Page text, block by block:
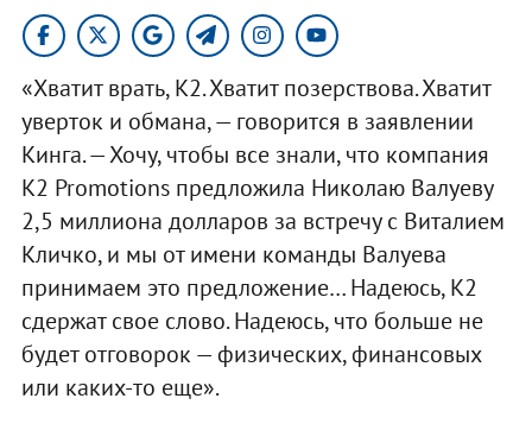
«Хватит врать, К2. Хватит позерствова. Хватит
уверток и обмана, — говорится в заявлении
Кинга. — Хочу, чтобы все знали, что компания
K2 Promotions предложила Николаю Валуеву
2,5 миллиона долларов за встречу с Виталием
Кличко, и мы от имени команды Валуева
принимаем это предложение… Надеюсь, К2
сдержат свое слово. Надеюсь, что больше не
будет отговорок — физических, финансовых
или каких-то еще».